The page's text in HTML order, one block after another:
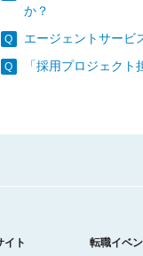
か？
エージェントサービ
「採用プロジェク
イト 転職イベ